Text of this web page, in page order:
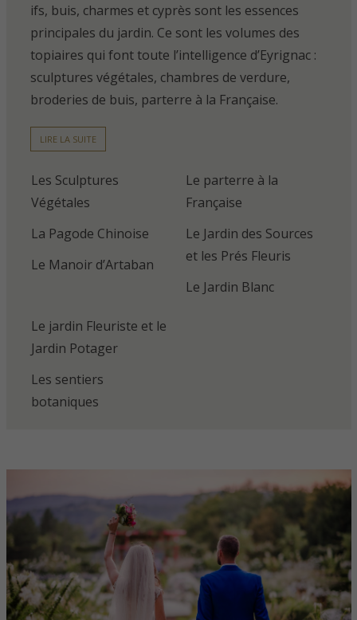
ifs, buis, charmes et cyprès sont les essences
principales du jardin. Ce sont les volumes des
topiaires qui font toute l’intelligence d’Eyrignac :
sculptures végétales, chambres de verdure,
broderies de buis, parterre à la Française.
LIRE LA SUITE
Les Sculptures
Végétales
La Pagode Chinoise
Le Manoir d’Artaban
Le parterre à la
Française
Le Jardin des Sources
et les Prés Fleuris
Le Jardin Blanc
Le jardin Fleuriste et le
Jardin Potager
Les sentiers
botaniques